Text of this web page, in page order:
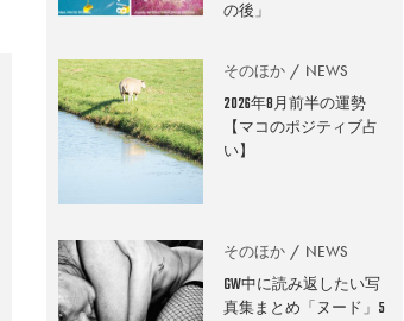
の後」
そのほか NEWS
2026年8月前半の運勢
【マコのポジティブ占
い】
そのほか NEWS
GW中に読み返したい写
真集まとめ「ヌード」5